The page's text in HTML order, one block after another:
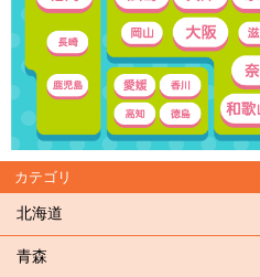
カテゴリ
北海道
青森